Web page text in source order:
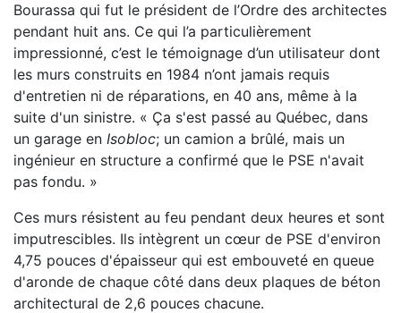
Bourassa qui fut le président de l’Ordre des architectes
pendant huit ans. Ce qui l’a particulièrement
impressionné, c’est le témoignage d’un utilisateur dont
les murs construits en 1984 n’ont jamais requis
d'entretien ni de réparations, en 40 ans, même à la
suite d'un sinistre. « Ça s'est passé au Québec, dans
un garage en Isobloc; un camion a brûlé, mais un
ingénieur en structure a confirmé que le PSE n'avait
pas fondu. »
Ces murs résistent au feu pendant deux heures et sont
imputrescibles. Ils intègrent un cœur de PSE d'environ
4,75 pouces d'épaisseur qui est embouveté en queue
d'aronde de chaque côté dans deux plaques de béton
architectural de 2,6 pouces chacune.